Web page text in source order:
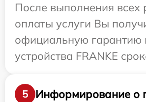
После выполнения всех
оплаты услуги Вы
официальную гарантию
устройства FRANKE
5
Информирование о